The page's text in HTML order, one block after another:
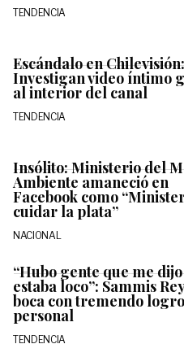
TENDENCIA
Escándalo en Chilevisión:
Investigan video íntimo
al interior del canal
TENDENCIA
Insólito: Ministerio del
Ambiente amaneció en
Facebook como
cuidar la plata”
NACIONAL
“Hubo gente que me
estaba loco”: Sammis
boca con tremendo logro
personal
TENDENCIA